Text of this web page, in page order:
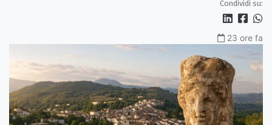
Condividi su:
23 ore fa